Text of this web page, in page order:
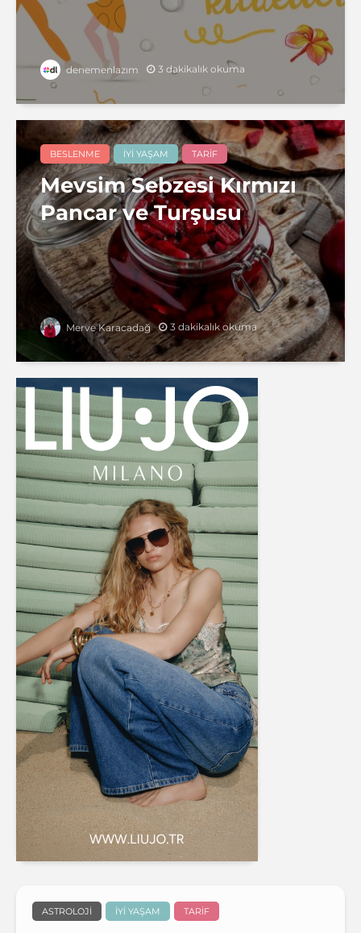
denemenlazım 3 dakikalık okuma
BESLENME İYI YAŞAM TARIF
Mevsim Sebzesi Kırmızı
Pancar ve Turşusu
Merve Karacadağ 3 dakikalık okuma
ASTROLOJI İYI YAŞAM TARIF